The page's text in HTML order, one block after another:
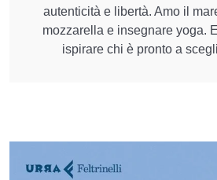
autenticità e libertà. Amo il
mozzarella e insegnare yoga.
ispirare chi è pronto a